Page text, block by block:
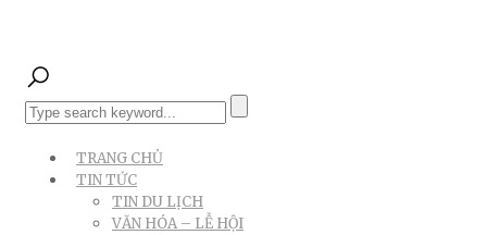
TRANG CHỦ
TIN TỨC
TIN DU LỊCH
VĂN HÓA – LỄ HỘI